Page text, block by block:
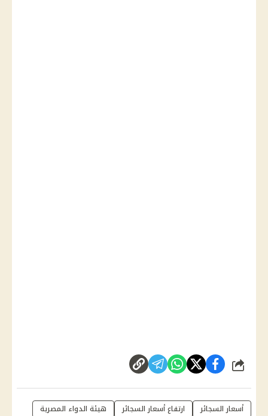
شارك
أسعار السجائر ارتفاع أسعار السجائر
هيئة الدواء المصرية